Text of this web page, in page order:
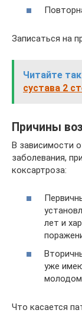
Записаться на
Читайте
сустава 2
Причины
В зависимости
заболевания,
коксартроза:
лет и
уже
молодом
Что касается